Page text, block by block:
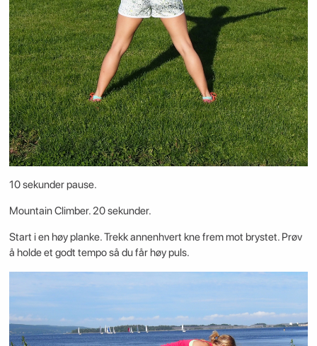
10 sekunder pause.
Mountain Climber. 20 sekunder.
Start i en høy planke. Trekk annenhvert kne frem mot brystet. Prøv
å holde et godt tempo så du får høy puls.